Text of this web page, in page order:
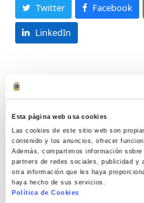
Esta página web usa cookies
Las cookies de este sitio web son
contenido y los anuncios, ofrecer
Además, compartimos información
partners de redes sociales, publicidad y
otra información que les haya
haya hecho de sus servicios.
Política de Cookies
Twitter Facebook
LinkedIn
Luis